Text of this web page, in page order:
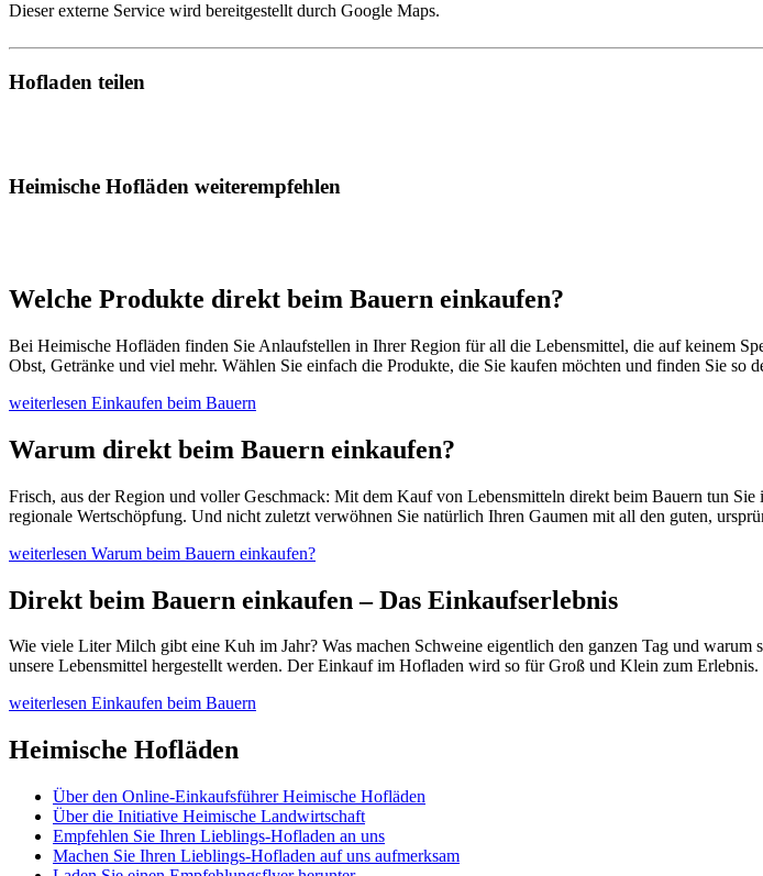
Dieser externe Service wird bereitgestellt durch Google Maps.
Hofladen teilen
Heimische Hofläden weiterempfehlen
Welche Produkte direkt beim Bauern einkaufen?
Bei Heimische Hofläden finden Sie Anlaufstellen in Ihrer Region für all die Lebensmittel, die auf keinem
Obst, Getränke und viel mehr. Wählen Sie einfach die Produkte, die Sie kaufen möchten und finden Sie so
weiterlesen Einkaufen beim Bauern
Warum direkt beim Bauern einkaufen?
Frisch, aus der Region und voller Geschmack: Mit dem Kauf von Lebensmitteln direkt beim Bauern tun
regionale Wertschöpfung. Und nicht zuletzt verwöhnen Sie natürlich Ihren Gaumen mit all den guten,
weiterlesen Warum beim Bauern einkaufen?
Direkt beim Bauern einkaufen – Das Einkaufserlebnis
Wie viele Liter Milch gibt eine Kuh im Jahr? Was machen Schweine eigentlich den ganzen Tag und
unsere Lebensmittel hergestellt werden. Der Einkauf im Hofladen wird so für Groß und Klein zum
weiterlesen Einkaufen beim Bauern
Heimische Hofläden
Über den Online-Einkaufsführer Heimische Hofläden
Über die Initiative Heimische Landwirtschaft
Empfehlen Sie Ihren Lieblings-Hofladen an uns
Machen Sie Ihren Lieblings-Hofladen auf uns aufmerksam